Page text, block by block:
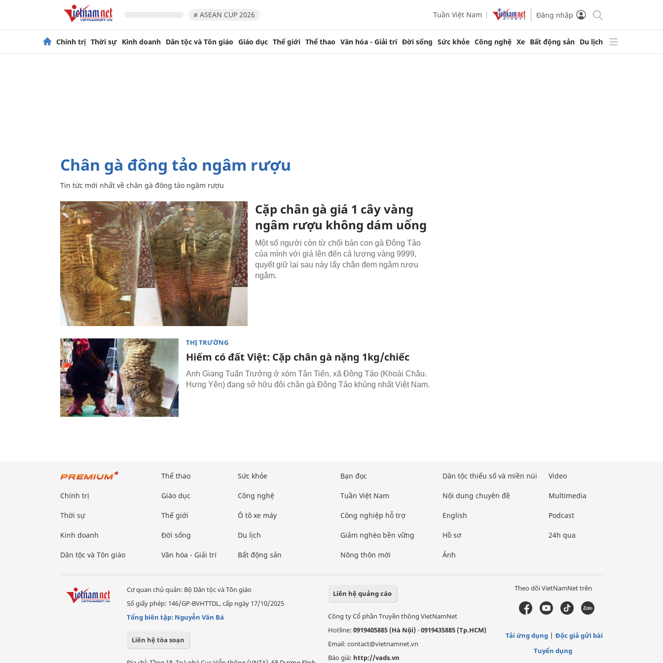
# ASEAN CUP 2026 Tuần Việt Nam Đăng nhập
Chính trị Thời sự Kinh doanh Dân tộc và Tôn giáo Giáo dục Thế giới Thể thao Văn hóa - Giải trí Đời sống Sức khỏe Công nghệ Xe Bất động sản Du lịch
chân gà đông tảo ngâm rượu
Tin tức mới nhất về chân gà đông tảo ngâm rượu
Cặp chân gà giá 1 cây vàng
ngâm rượu không dám uống
Một số người còn từ chối bán con gà Đông Tảo
của mình với giá lên đến cả lượng vàng 9999,
quyết giữ lại sau này lấy chân đem ngâm rượu
ngắm.
THỊ TRƯỜNG
Hiếm có đất Việt: Cặp chân gà nặng 1kg/chiếc
Anh Giang Tuấn Trưởng ở xóm Tân Tiến, xã Đông Tảo (Khoái Châu.
Hưng Yên) đang sở hữu đôi chân gà Đông Tảo khủng nhất Việt Nam.
Chính trị
Thời sự
Kinh doanh
Dân tộc và Tôn giáo
Thể thao
Giáo dục
Thế giới
Đời sống
Văn hóa - Giải trí
Sức khỏe
Công nghệ
Ô tô xe máy
Du lịch
Bất động sản
Bạn đọc
Tuần Việt Nam
Công nghiệp hỗ trợ
Giảm nghèo bền vững
Nông thôn mới
Dân tộc thiểu số và miền núi
Nội dung chuyên đề
English
Hồ sơ
Ảnh
Video
Multimedia
Podcast
24h qua
Cơ quan chủ quản: Bộ Dân tộc và Tôn giáo
Số giấy phép: 146/GP-BVHTTDL, cấp ngày 17/10/2025
Tổng biên tập: Nguyễn Văn Bá
Liên hệ tòa soạn
Liên hệ quảng cáo
Công ty Cổ phần Truyền thông VietNamNet
Hotline: 0919405885 (Hà Nội)-0919435885 (Tp.HCM)
Email: contact@vietnamnet.vn
Báo giá: http://vads.vn
Theo dõi VietNamNet trên
Tải ứng dụng
Độc giả gửi bài
Tuyển dụng